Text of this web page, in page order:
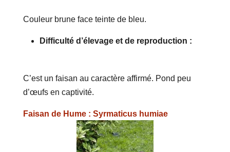
Couleur brune face teinte de bleu.
Difficulté d’élevage et de reproduction :
C’est un faisan au caractère affirmé. Pond peu
d’œufs en captivité.
Faisan de Hume : Syrmaticus humiae